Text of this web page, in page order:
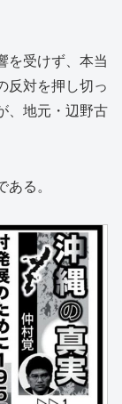
を受けず、本当
反対を押し切っ
、地元・辺野古
る。